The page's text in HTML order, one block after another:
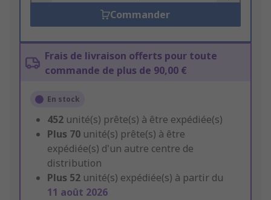
Commander
Frais de livraison offerts pour toute
commande de plus de 90,00 €
En stock
452 unité(s) prête(s) à être expédiée(s)
Plus 70 unité(s) prête(s) à être
expédiée(s) d'un autre centre de
distribution
Plus 52 unité(s) expédiée(s) à partir du
11 août 2026